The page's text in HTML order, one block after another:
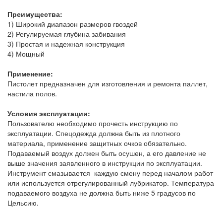
Преимущества:
1) Широкий диапазон размеров гвоздей
2) Регулируемая глубина забивания
3) Простая и надежная конструкция
4) Мощный
Применение:
Пистолет предназначен для изготовления и ремонта паллет,
настила полов.
Условия эксплуатации:
Пользователю необходимо прочесть инструкцию по
эксплуатации. Спецодежда должна быть из плотного
материала, применение защитных очков обязательно.
Подаваемый воздух должен быть осушен, а его давление не
выше значения заявленного в инструкции по эксплуатации.
Инструмент смазывается каждую смену перед началом работ
или используется отрегулированный лубрикатор. Температура
подаваемого воздуха не должна быть ниже 5 градусов по
Цельсию.